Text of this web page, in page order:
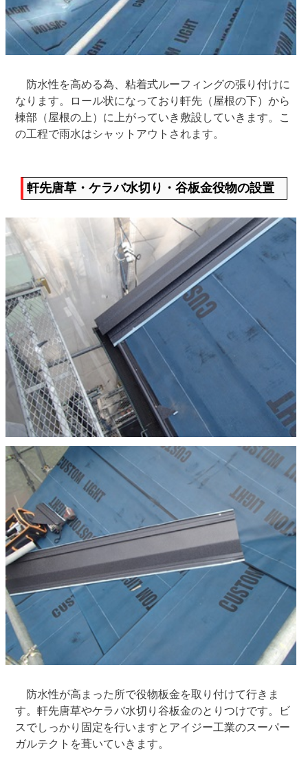
防水性を高める為、粘着式ルーフィングの張り付けに
なります。ロール状になっており軒先（屋根の下）から
棟部（屋根の上）に上がっていき敷設していきます。こ
の工程で雨水はシャットアウトされます。
軒先唐草・ケラバ水切り・谷板金役物の設置
防水性が高まった所で役物板金を取り付けて行きま
す。軒先唐草やケラバ水切り谷板金のとりつけです。ビ
スでしっかり固定を行いますとアイジー工業のスーパー
ガルテクトを葺いていきます。